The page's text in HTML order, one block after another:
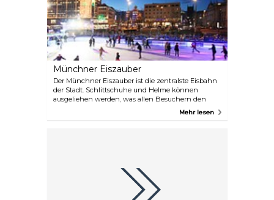
Münchner Eiszauber
Der Münchner Eiszauber ist die zentralste Eisbahn
der Stadt. Schlittschuhe und Helme können
ausgeliehen werden, was allen Besuchern den
Zugang zur Eisbahn ermöglicht. Darüber hinaus
Mehr lesen